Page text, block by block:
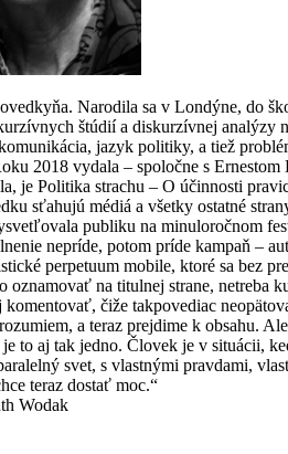
Narodila sa v Londýne, do
štúdií a diskurzívnej analýzy
jazyk politiky, a tiež
2018 vydala – spoločne s
je Politika strachu – O účinnosti
sťahujú médiá a všetky ostatné
publiku na minuloročnom
nepríde, potom príde kampaň –
perpetuum mobile, ktoré sa bez
oznamovať na titulnej strane,
komentovať, čiže takpovediac
a teraz prejdime k obsahu.
to aj tak jedno. Človek je v situácii,
svet, s vlastnými pravdami,
teraz dostať moc.“
Wodak